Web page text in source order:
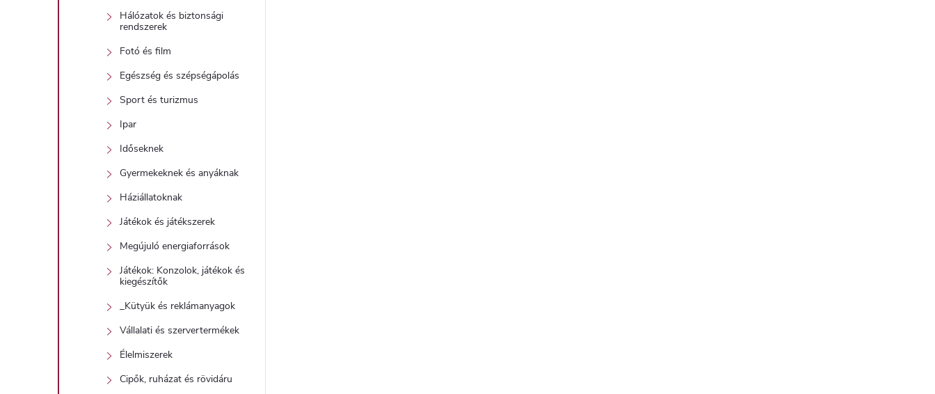
Hálózatok és biztonsági
rendszerek
Fotó és film
Egészség és szépségápolás
Sport és turizmus
Ipar
Időseknek
Gyermekeknek és anyáknak
Háziállatoknak
Játékok és játékszerek
Megújuló energiaforrások
Játékok: Konzolok, játékok és
kiegészítők
_Kütyük és reklámanyagok
Vállalati és szervertermékek
Élelmiszerek
Cipők, ruházat és rövidáru